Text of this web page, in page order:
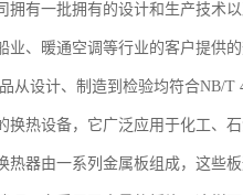
拥有一批拥有的设计和生产技术
、暖通空调等行业的客户提供
从设计、制造到检验均符合NB/T
换热设备，它广泛应用于化工、
热器由一系列金属板组成，这些